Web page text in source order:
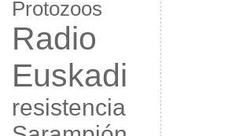
Protozoos
Radio
Euskadi
resistencia